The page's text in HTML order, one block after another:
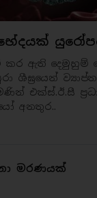
කර ඇති දෙමුහුම්
ශීඝ්‍රයෙන්
එක්ස්.ඊ.සී
අනතුර..
මරණයක්